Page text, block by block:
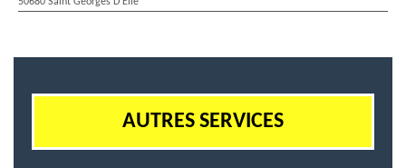
AUTRES SERVICES